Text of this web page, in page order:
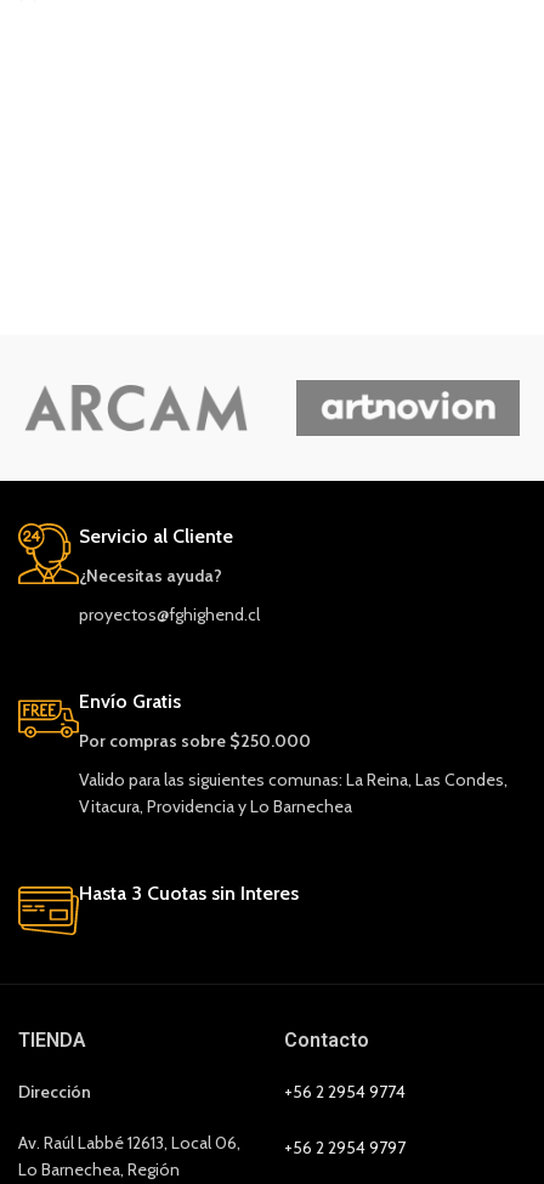
Servicio al Cliente
¿Necesitas ayuda?
proyectos@fghighend.cl
Envío Gratis
Por compras sobre $250.000
Valido para las siguientes comunas: La Reina, Las Condes,
Vitacura, Providencia y Lo Barnechea
Hasta 3 Cuotas sin Interes
TIENDA
Dirección
Av. Raúl Labbé 12613, Local 06,
Lo Barnechea, Región
Contacto
+56 2 2954 9774
+56 2 2954 9797